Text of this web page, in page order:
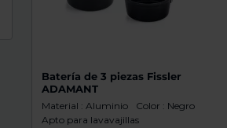
Batería de 3 piezas Fissler
ADAMANT
Material : Aluminio
Color : Negro
Apto para lavavajillas